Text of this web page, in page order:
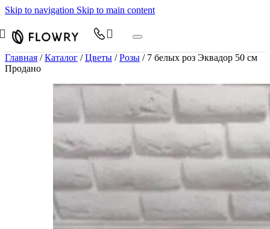
Skip to navigation Skip to main content
Главная /Каталог /Цветы /Розы / 7 белых роз Эквадор 50 см
Продано